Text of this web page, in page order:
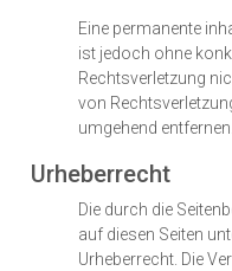
Eine permanente
ist jedoch ohne
Rechtsverletzung
von
umgehend entfernen.
Urheberrecht
Die durch die
auf diesen Seiten
Urheberrecht. Die